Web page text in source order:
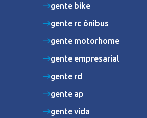
gente bike
gente rc ônibus
gente motorhome
gente empresarial
gente rd
gente ap
gente vida